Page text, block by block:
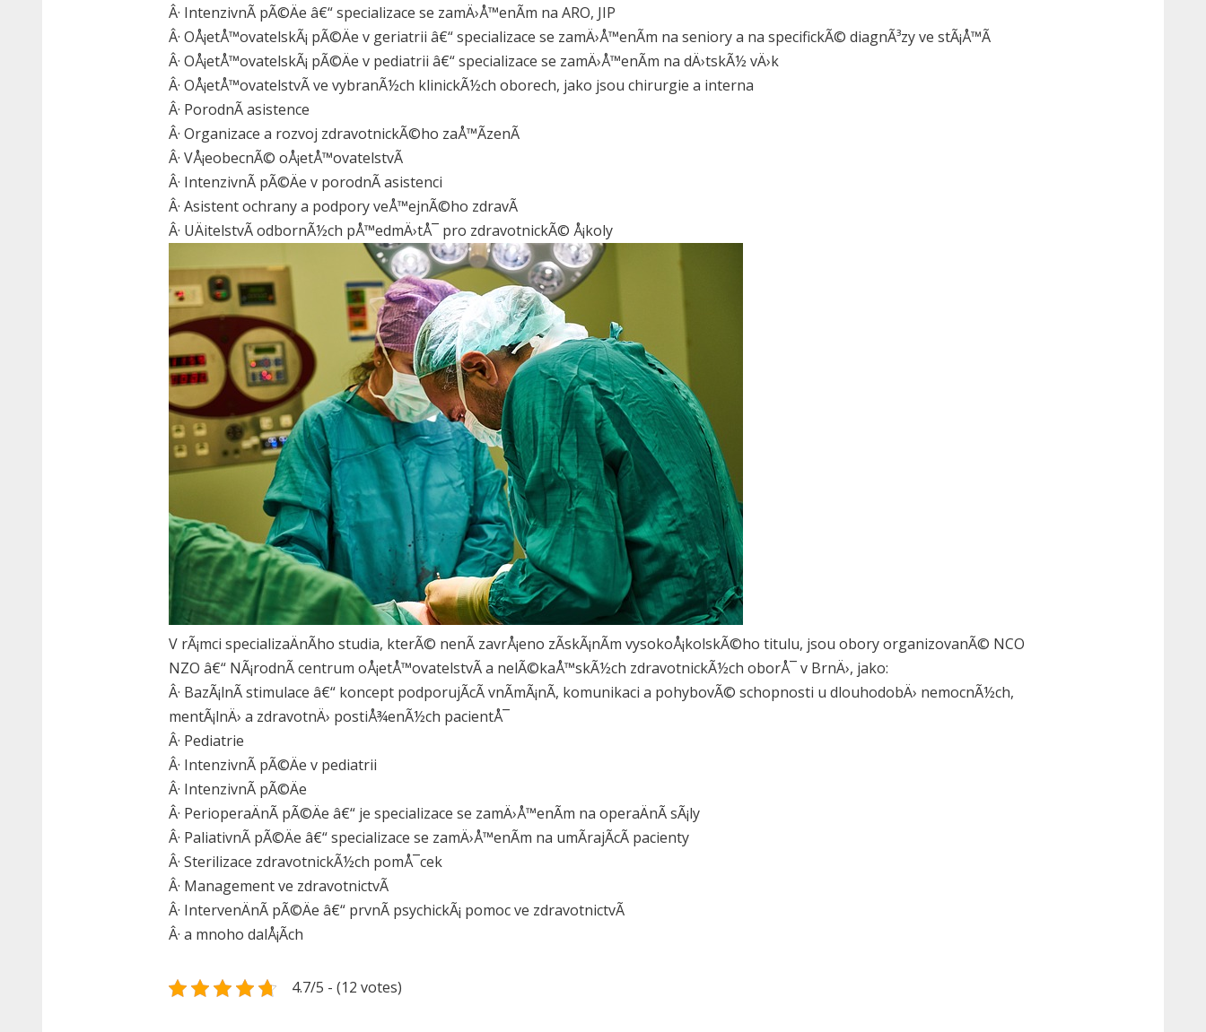
Â· IntenzivnÃ­ pÃ©Äe â€“ specializace se zamÄ›Å™enÃ­m na ARO, JIP
Â· OÅ¡etÅ™ovatelskÃ¡ pÃ©Äe v geriatrii â€“ specializace se zamÄ›Å™enÃ­m na seniory a na specifickÃ© diagnÃ³zy ve stÃ¡Å™Ã­
Â· OÅ¡etÅ™ovatelskÃ¡ pÃ©Äe v pediatrii â€“ specializace se zamÄ›Å™enÃ­m na dÄ›tskÃ½ vÄ›k
Â· OÅ¡etÅ™ovatelstvÃ­ ve vybranÃ½ch klinickÃ½ch oborech, jako jsou chirurgie a interna
Â· PorodnÃ­ asistence
Â· Organizace a rozvoj zdravotnickÃ©ho zaÅ™Ã­zenÃ­
Â· VÅ¡eobecnÃ© oÅ¡etÅ™ovatelstvÃ­
Â· IntenzivnÃ­ pÃ©Äe v porodnÃ­ asistenci
Â· Asistent ochrany a podpory veÅ™ejnÃ©ho zdravÃ­
Â· UÄitelstvÃ­ odbornÃ½ch pÅ™edmÄ›tÅ¯ pro zdravotnickÃ© Å¡koly
V rÃ¡mci specializaÄnÃ­ho studia, kterÃ© nenÃ­ zavrÅ¡eno zÃ­skÃ¡nÃ­m vysokoÅ¡kolskÃ©ho titulu, jsou obory organizovanÃ© NCO
NZO â€“ NÃ¡rodnÃ­ centrum oÅ¡etÅ™ovatelstvÃ­ a nelÃ©kaÅ™skÃ½ch zdravotnickÃ½ch oborÅ¯ v BrnÄ›, jako:
Â· BazÃ¡lnÃ­ stimulace â€“ koncept podporujÃ­cÃ­ vnÃ­mÃ¡nÃ­, komunikaci a pohybovÃ© schopnosti u dlouhodobÄ› nemocnÃ½ch,
mentÃ¡lnÄ› a zdravotnÄ› postiÅ¾enÃ½ch pacientÅ¯
Â· Pediatrie
Â· IntenzivnÃ­ pÃ©Äe v pediatrii
Â· IntenzivnÃ­ pÃ©Äe
Â· PerioperaÄnÃ­ pÃ©Äe â€“ je specializace se zamÄ›Å™enÃ­m na operaÄnÃ­ sÃ¡ly
Â· PaliativnÃ­ pÃ©Äe â€“ specializace se zamÄ›Å™enÃ­m na umÃ­rajÃ­cÃ­ pacienty
Â· Sterilizace zdravotnickÃ½ch pomÅ¯cek
Â· Management ve zdravotnictvÃ­
Â· IntervenÄnÃ­ pÃ©Äe â€“ prvnÃ­ psychickÃ¡ pomoc ve zdravotnictvÃ­
Â· a mnoho dalÅ¡Ã­ch
4.7/5 - (12 votes)